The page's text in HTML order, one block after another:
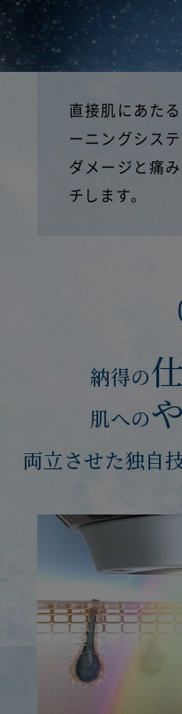
直接肌にあた
ーニングシス
ダメージと痛
チします。
納得の
肌への
両立させた独自